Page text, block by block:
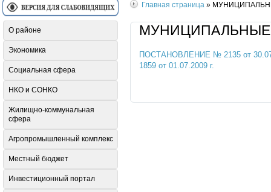
Главная страница »
МУНИЦИПАЛЬНЫЕ
ПОСТАНОВЛЕНИЕ № 2135 от
1859 от 01.07.2009 г.
О районе
Экономика
Социальная сфера
НКО и СОНКО
Жилищно-коммунальная
сфера
Агропромышленный комплекс
Местный бюджет
Инвестиционный портал